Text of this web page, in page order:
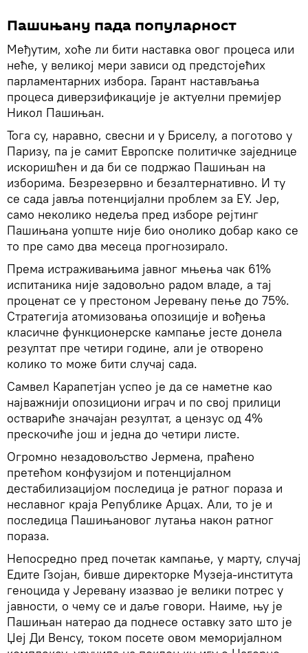
Пашињану пада популарност
Међутим, хоће ли бити наставка овог процеса или
неће, у великој мери зависи од предстојећих
парламентарних избора. Гарант настављања
процеса диверзификације је актуелни премијер
Никол Пашињан.
Тога су, наравно, свесни и у Бриселу, а поготово у
Паризу, па је самит Европске политичке заједнице
искоришћен и да би се подржао Пашињан на
изборима. Безрезервно и безалтернативно. И ту
се сада јавља потенцијални проблем за ЕУ. Јер,
само неколико недеља пред изборе рејтинг
Пашињана уопште није био онолико добар како се
то пре само два месеца прогнозирало.
Према истраживањима јавног мњења чак 61%
испитаника није задовољно радом владе, а тај
проценат се у престоном Јеревану пење до 75%.
Стратегија атомизовања опозиције и вођења
класичне функционерске кампање јесте донела
резултат пре четири године, али је отворено
колико то може бити случај сада.
Самвел Карапетјан успео је да се наметне као
најважнији опозициони играч и по свој прилици
оствариће значајан резултат, а цензус од 4%
прескочиће још и једна до четири листе.
Огромно незадовољство Јермена, праћено
претећом конфузијом и потенцијалном
дестабилизацијом последица је ратног пораза и
неславног краја Републике Арцах. Али, то је и
последица Пашињановог лутања након ратног
пораза.
Непосредно пред почетак кампање, у марту, случај
Едите Гзојан, бивше директорке Музеја-института
геноцида у Јеревану изазвао је велики потрес у
јавности, о чему се и даље говори. Наиме, њу је
Пашињан натерао да поднесе оставку зато што је
Џеј Ди Венсу, током посете овом меморијалном